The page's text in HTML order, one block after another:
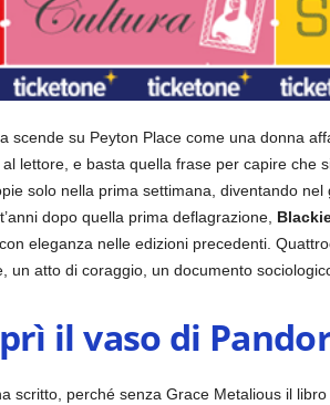
scende su Peyton Place come una donna
lettore, e basta quella frase per capire che
solo nella prima settimana, diventando nel
dopo quella prima deflagrazione,
eleganza nelle edizioni precedenti.
atto di coraggio, un documento
il vaso di
perché senza Grace Metalious il